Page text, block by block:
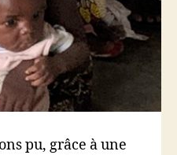
pu, grâce à une